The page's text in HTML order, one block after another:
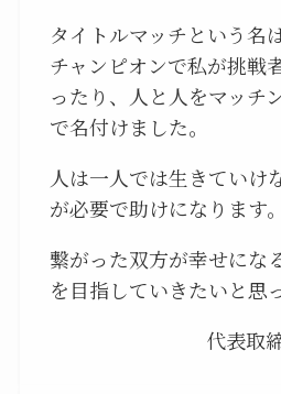
タイトルマッチという名
チャンピオンで私が挑戦
ったり、人と人をマッチ
で名付けました。
人は一人では生きていけ
が必要で助けになります。
繋がった双方が幸せにな
を目指していきたいと思
代表取